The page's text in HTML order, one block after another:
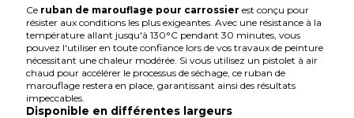
Ce ruban de marouflage pour carrossier est conçu pour
résister aux conditions les plus exigeantes. Avec une résistance à la
température allant jusqu'à 130°C pendant 30 minutes, vous
pouvez l'utiliser en toute confiance lors de vos travaux de peinture
nécessitant une chaleur modérée. Si vous utilisez un pistolet à air
chaud pour accélérer le processus de séchage, ce ruban de
marouflage restera en place, garantissant ainsi des résultats
impeccables.
Disponible en différentes largeurs